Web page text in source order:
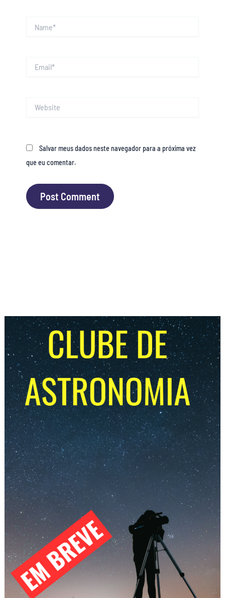
Salvar meus dados neste navegador para a próxima vez
que eu comentar.